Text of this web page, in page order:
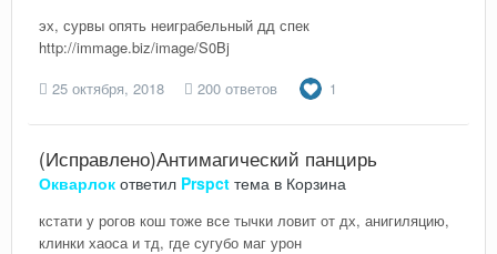
эх, сурвы опять неиграбельный дд спек
http://immage.biz/image/S0Bj
25 октября, 2018
200 ответов 1
(Исправлено)Антимагический панцирь
Окварлок ответил Prspct тема в Корзина
кстати у рогов кош тоже все тычки ловит от дх, анигиляцию,
клинки хаоса и тд, где сугубо маг урон